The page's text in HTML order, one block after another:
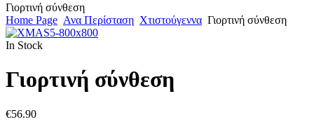
Γιορτινή σύνθεση
Home Page Ανα Περίσταση Χτιστούγεννα Γιορτινή σύνθεση
In Stock
Γιορτινή σύνθεση
€56.90